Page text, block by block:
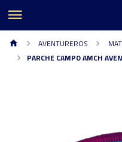
AVENTUREROS
PARCHE CAMPO AMCH